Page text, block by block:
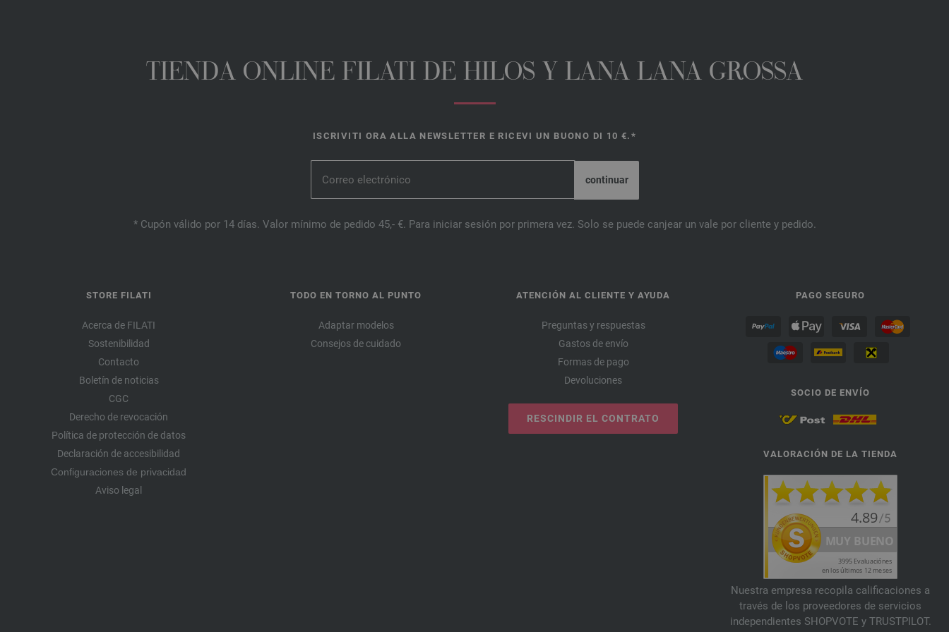
TIENDA ONLINE FILATI DE HILOS Y LANA LANA GROSSA
ISCRIVITI ORA ALLA NEWSLETTER E RICEVI UN BUONO DI 10 €.*
* Cupón válido por 14 días. Valor mínimo de pedido 45,- €. Para iniciar sesión por primera vez. Solo se puede canjear un vale por cliente y pedido.
STORE FILATI
Acerca de FILATI
Sostenibilidad
Contacto
Boletín de noticias
CGC
Derecho de revocación
Política de protección de datos
Declaración de accesibilidad
Configuraciones de privacidad
Aviso legal
TODO EN TORNO AL PUNTO
Adaptar modelos
Consejos de cuidado
ATENCIÓN AL CLIENTE Y AYUDA
Preguntas y respuestas
Gastos de envío
Formas de pago
Devoluciones
RESCINDIR EL CONTRATO
PAGO SEGURO
SOCIO DE ENVÍO
VALORACIÓN DE LA TIENDA
Nuestra empresa recopila calificaciones a
través de los proveedores de servicios
independientes SHOPVOTE y TRUSTPILOT.